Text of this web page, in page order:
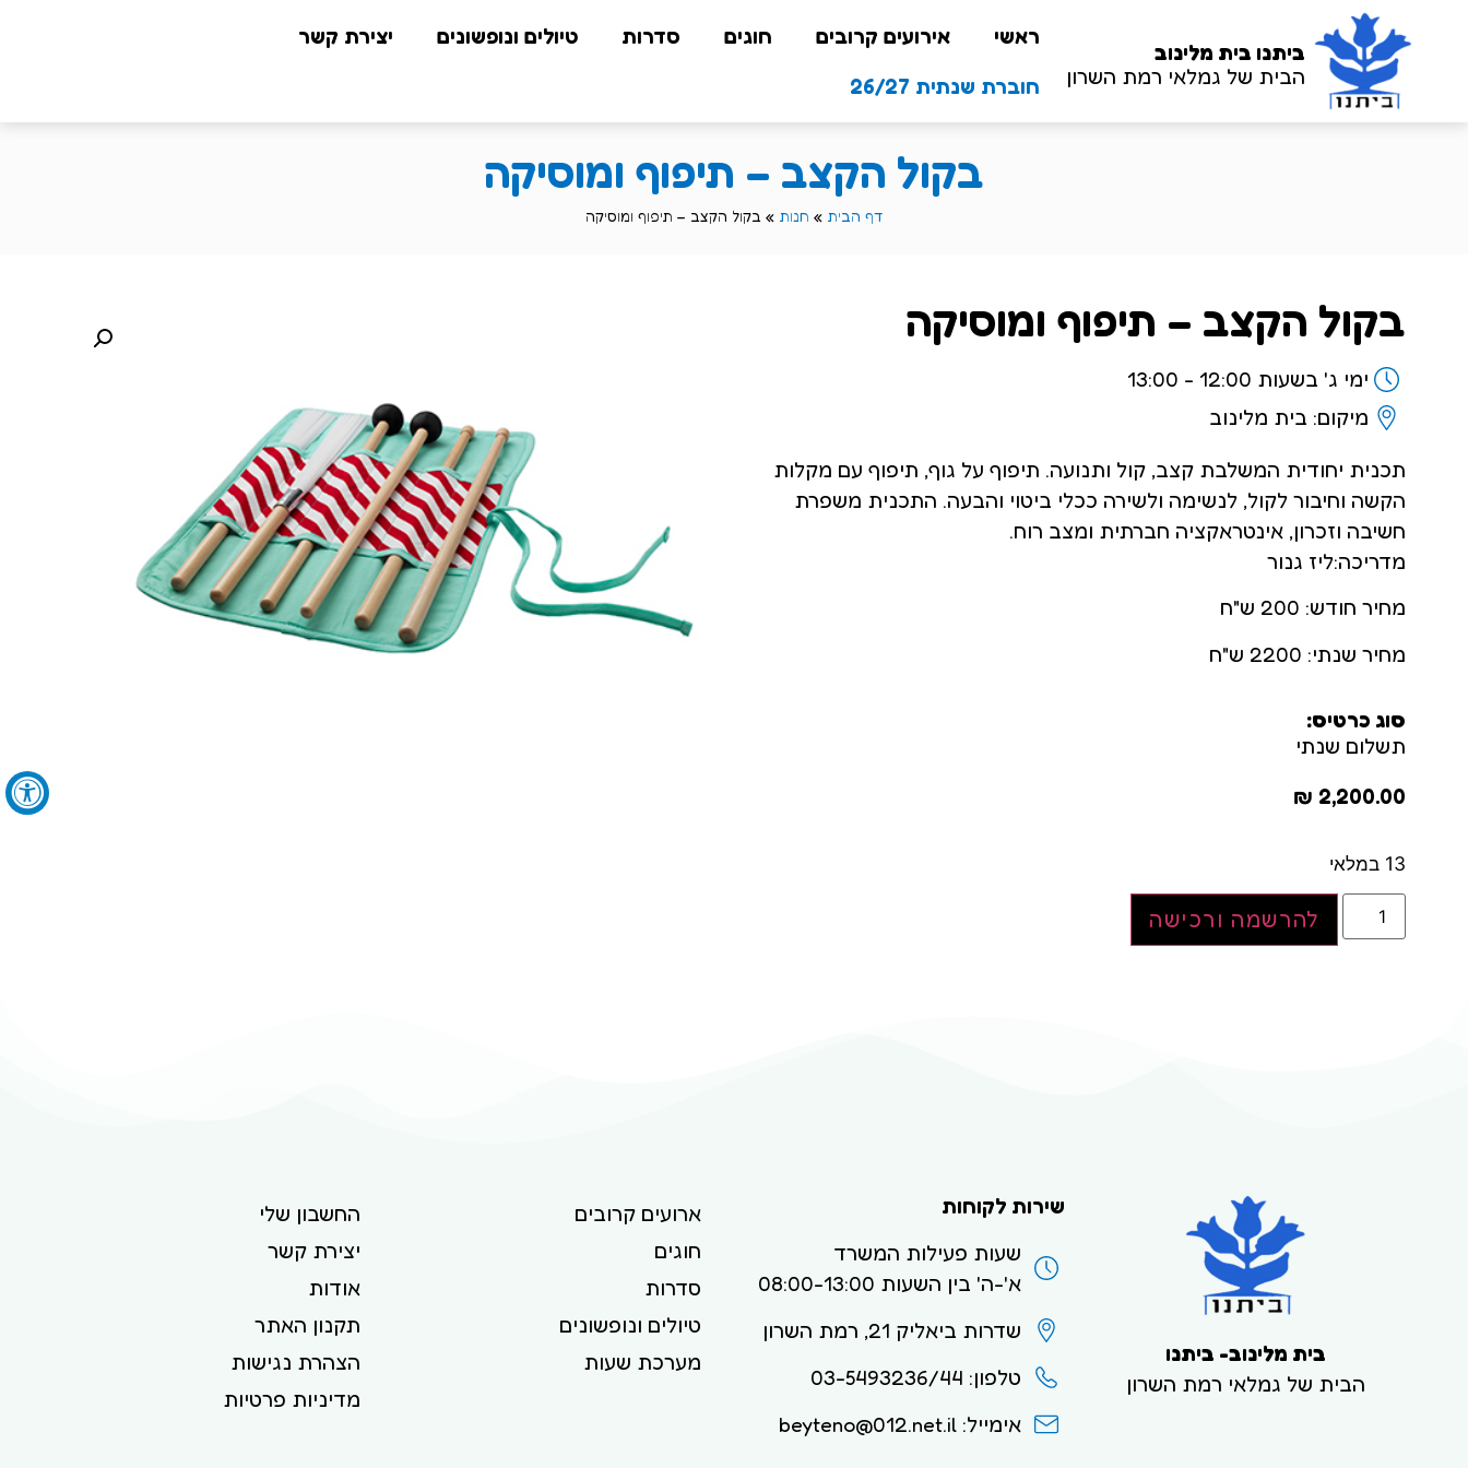
ביתנו בית מלינוב
הבית של גמלאי רמת השרון
ראשי אירועים קרובים חוגים סדרות טיולים ונופשונים
יצירת קשר
חוברת שנתית 26/27
בקול הקצב – תיפוף ומוסיקה
דף הבית » חנות » בקול הקצב – תיפוף ומוסיקה
בקול הקצב – תיפוף ומוסיקה
ימי ג' בשעות 12:00 - 13:00
מיקום: בית מלינוב
תכנית יחודית המשלבת קצב, קול ותנועה. תיפוף על גוף, תיפוף עם מקלות
הקשה וחיבור לקול, לנשימה ולשירה ככלי ביטוי והבעה. התכנית משפרת
חשיבה וזכרון, אינטראקציה חברתית ומצב רוח.
מדריכה:ליז גנור
מחיר חודש: 200 ש"ח
מחיר שנתי: 2200 ש"ח
סוג כרטיס:
תשלום שנתי
₪ 2,200.00
13 במלאי
להרשמה ורכישה
בית מלינוב- ביתנו
הבית של גמלאי רמת השרון
שירות לקוחות
שעות פעילות המשרד
א'-ה' בין השעות 08:00-13:00
שדרות ביאליק 21, רמת השרון
טלפון: 03-5493236/44
אימייל: beyteno@012.net.il
ארועים קרובים
חוגים
סדרות
טיולים ונופשונים
מערכת שעות
החשבון שלי
יצירת קשר
אודות
תקנון האתר
הצהרת נגישות
מדיניות פרטיות